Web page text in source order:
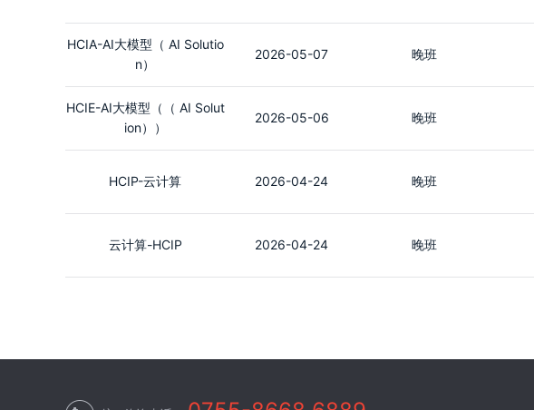
HCIA-AI大模型（ AI Solutio
n）
2026-05-07 晚班
HCIE-AI大模型（（ AI Solut
ion））
2026-05-06 晚班
HCIP-云计算 2026-04-24 晚班
云计算-HCIP 2026-04-24 晚班